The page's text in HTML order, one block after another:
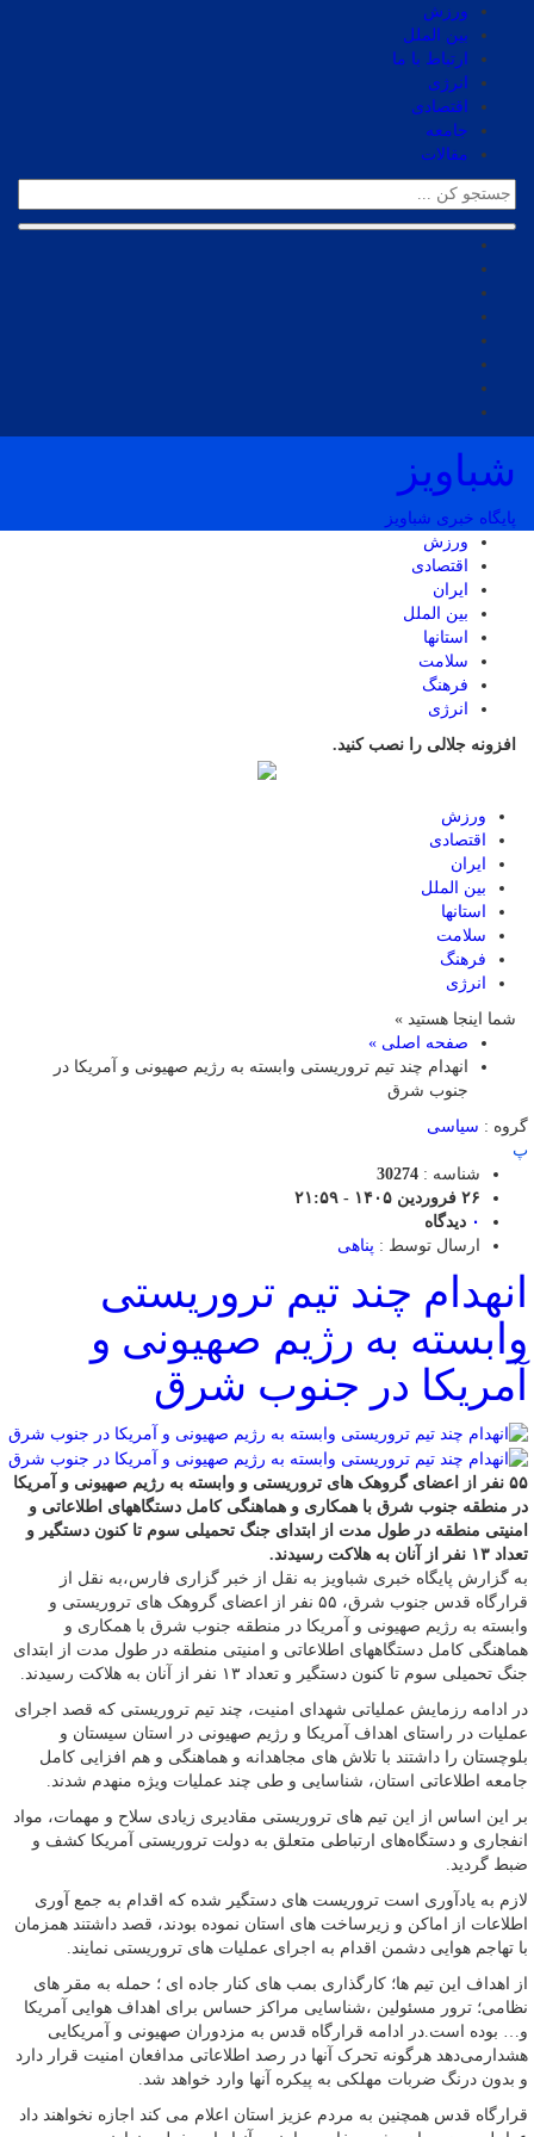
ورزش
بین الملل
ارتباط با ما
انرژی
اقتصادی
جامعه
مقالات
شباویز
پایگاه خبری شباویز
ورزش
اقتصادی
ایران
بین الملل
استانها
سلامت
فرهنگ
انرژی
افزونه جلالی را نصب کنید.
ورزش
اقتصادی
ایران
بین الملل
استانها
سلامت
فرهنگ
انرژی
شما اینجا هستید »
صفحه اصلی »
انهدام چند تیم تروریستی وابسته به رژیم صهیونی و آمریکا در
جنوب شرق
گروه : سیاسی
پ
شناسه : 30274
۲۶ فروردین ۱۴۰۵ - ۲۱:۵۹
۰ دیدگاه
ارسال توسط : پناهی
انهدام چند تیم تروریستی
وابسته به رژیم صهیونی و
آمریکا در جنوب شرق
۵۵ نفر از اعضای گروهک های تروریستی و وابسته به رژیم صهیونی و آمریکا
در منطقه جنوب شرق با همکاری و هماهنگی کامل دستگاههای اطلاعاتی و
امنیتی منطقه در طول مدت از ابتدای جنگ تحمیلی سوم تا کنون دستگیر و
تعداد ۱۳ نفر از آنان به هلاکت رسیدند.
به گزارش پایگاه خبری شباویز به نقل از خبر گزاری فارس،به نقل از
قرارگاه قدس جنوب شرق، ۵۵ نفر از اعضای گروهک های تروریستی و
وابسته به رژیم صهیونی و آمریکا در منطقه جنوب شرق با همکاری و
هماهنگی کامل دستگاههای اطلاعاتی و امنیتی منطقه در طول مدت از ابتدای
جنگ تحمیلی سوم تا کنون دستگیر و تعداد ۱۳ نفر از آنان به هلاکت رسیدند.
در ادامه رزمایش عملیاتی شهدای امنیت، چند تیم تروریستی که قصد اجرای
عملیات در راستای اهداف آمریکا و رژیم صهیونی در استان سیستان و
بلوچستان را داشتند با تلاش های مجاهدانه و هماهنگی و هم افزایی کامل
جامعه اطلاعاتی استان، شناسایی و طی چند عملیات ویژه منهدم شدند.
بر این اساس از این تیم های تروریستی مقادیری زیادی سلاح و مهمات، مواد
انفجاری و دستگاه‌های ارتباطی متعلق به دولت تروریستی آمریکا کشف و
ضبط گردید.
لازم به یادآوری است تروریست های دستگیر شده که اقدام به جمع آوری
اطلاعات از اماکن و زیرساخت های استان نموده بودند، قصد داشتند همزمان
با تهاجم هوایی دشمن اقدام به اجرای عملیات های تروریستی نمایند.
از اهداف این تیم ها؛ کارگذاری بمب های کنار جاده ای ؛ حمله به مقر های
نظامی؛ ترور مسئولین ،شناسایی مراکز حساس برای اهداف هوایی آمریکا
و… بوده است.در ادامه قرارگاه قدس به مزدوران صهیونی و آمریکایی
هشدارمی‌دهد هرگونه تحرک آنها در رصد اطلاعاتی مدافعان امنیت قرار دارد
و بدون درنگ ضربات مهلکی به پیکره آنها وارد خواهد شد.
قرارگاه قدس همچنین به مردم عزیز استان اعلام می کند اجازه نخواهند داد